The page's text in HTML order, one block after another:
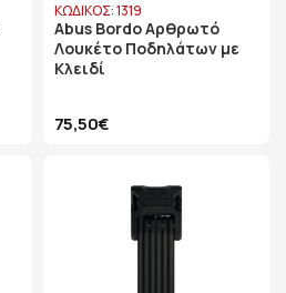
ΚΩΔΙΚΟΣ: 1319
Abus Bordo Αρθρωτό
Λουκέτο Ποδηλάτων με
Κλειδί
75,50€